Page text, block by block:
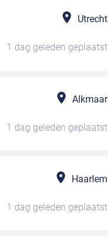
Utrecht
1 dag geleden geplaatst
Alkmaar
1 dag geleden geplaatst
Haarlem
1 dag geleden geplaatst